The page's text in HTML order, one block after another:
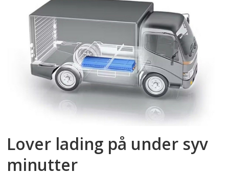
Lover lading på under syv
minutter